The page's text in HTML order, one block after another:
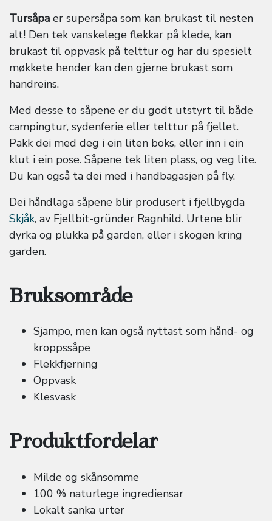
Tursåpa er supersåpa som kan brukast til nesten
alt! Den tek vanskelege flekkar på klede, kan
brukast til oppvask på telttur og har du spesielt
møkkete hender kan den gjerne brukast som
handreins.
Med desse to såpene er du godt utstyrt til både
campingtur, sydenferie eller telttur på fjellet.
Pakk dei med deg i ein liten boks, eller inn i ein
klut i ein pose. Såpene tek liten plass, og veg lite.
Du kan også ta dei med i handbagasjen på fly.
Dei håndlaga såpene blir produsert i fjellbygda
Skjåk, av Fjellbit-gründer Ragnhild. Urtene blir
dyrka og plukka på garden, eller i skogen kring
garden.
Bruksområde
Sjampo, men kan også nyttast som hånd- og
kroppssåpe
Flekkfjerning
Oppvask
Klesvask
Produktfordelar
Milde og skånsomme
100 % naturlege ingrediensar
Lokalt sanka urter